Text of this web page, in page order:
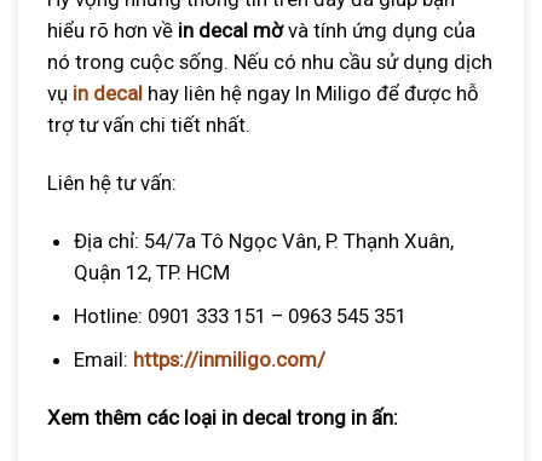
hiểu rõ hơn về in decal mờvà tính ứng dụng của
nó trong cuộc sống. Nếu có nhu cầu sử dụng dịch
vụ in decal hay liên hệ ngay In Miligo để được hỗ
trợ tư vấn chi tiết nhất.
Liên hệ tư vấn:
Địa chỉ: 54/7a Tô Ngọc Vân, P. Thạnh Xuân,
Quận 12, TP. HCM
Hotline: 0901 333 151 – 0963 545 351
Email: https://inmiligo.com/
Xem thêm các loại in decal trong in ấn: